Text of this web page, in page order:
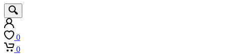
0
0